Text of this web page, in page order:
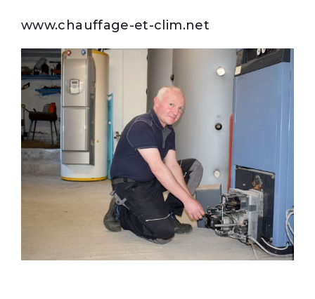
www.chauffage-et-clim.net